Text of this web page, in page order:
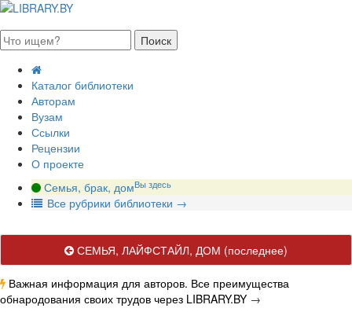
Каталог библиотеки
Авторам
Вузам
Ссылки
Рецензии
О проекте
Семья, брак, домВы здесь
Все рубрики библиотеки →
СЕМЬЯ, ЛАЙФСТАЙЛ, ДОМ (последнее)
Важная информация для авторов. Все преимущества
обнародования своих трудов через LIBRARY.BY →